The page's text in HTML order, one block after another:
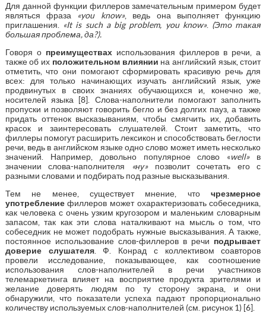
Для данной функции филлеров замечательным примером будет
являться фраза «you know», ведь она выполняет функцию
приглашения.
«It is such a big problem, you know». (Это такая
большая проблема,да?).
Говоря о преимуществах использования филлеров в речи, а
также об их положительном влиянии на английский язык, стоит
отметить, что они помогают сформировать красивую речь для
всех: для только начинающих изучать английский язык, уже
продвинутых в своих знаниях обучающихся и, конечно же,
носителей языка [8]. Слова-наполнители помогают заполнить
пропуски и позволяют говорить бегло и без долгих пауз, а также
придать оттенок высказываниям, чтобы смягчить их, добавить
красок и заинтересовать слушателей. Стоит заметить, что
филлеры помогут расширить лексикон и способствовать беглости
речи, ведь в английском языке одно слово может иметь несколько
значений. Например, довольно популярное слово «well»в
значении слова-наполнителя
«ну»позволит сочетать его с
разными словами и подбирать под разные высказывания.
Тем не менее, существует мнение, чточрезмерное
употреблениефиллеров может охарактеризовать собеседника,
как человека с очень узким кругозором и маленьким словарным
запасом, так как эти слова наталкивают на мысль о том, что
собеседник не может подобрать нужные высказывания. А также,
постоянное использование слов-филлеров в речи подрывает
доверие слушателя. Ф. Конрад с коллективом соавторов
провели исследование, показывающее, как соотношение
использования слов-наполнителей в речи участников
телемаркетинга влияет на восприятие продукта зрителями и
желание доверять людям по ту сторону экрана, и они
обнаружили, что показатели успеха падают пропорционально
количеству используемых слов-наполнителей (см. рисунок 1) [6].